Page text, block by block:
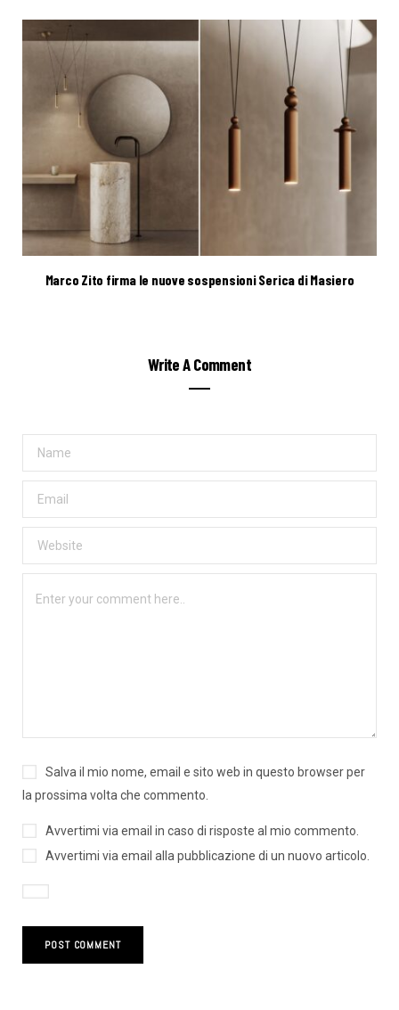
Marco Zito firma le nuove sospensioni Serica di Masiero
Write A Comment
Salva il mio nome, email e sito web in questo browser per
la prossima volta che commento.
Avvertimi via email in caso di risposte al mio commento.
Avvertimi via email alla pubblicazione di un nuovo articolo.